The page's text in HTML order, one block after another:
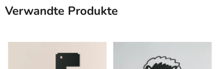
Verwandte Produkte